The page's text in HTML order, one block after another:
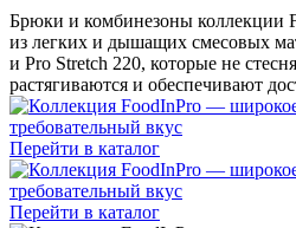
Брюки и комбинезоны коллекции
из легких и дышащих смесовых
и Pro Stretch 220, которые не
растягиваются и обеспечивают
Перейти в каталог
Перейти в каталог